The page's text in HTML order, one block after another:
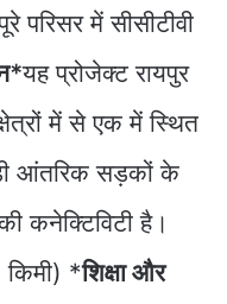
परिसर में सीसीटीवी
यह प्रोजेक्ट रायपुर
में से एक में स्थित
आंतरिक सड़कों के
कनेक्टिविटी है।
किमी) *शिक्षा और